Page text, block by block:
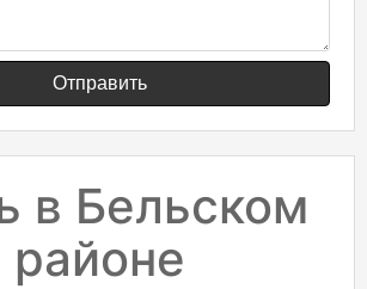
Отправить
в Бельском
районе